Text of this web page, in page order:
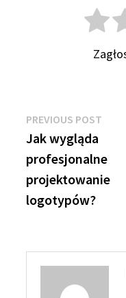
Nawigacja
wpisu
PREVIOUS POST
Jak wygląda
profesjonalne
projektowanie
logotypów?